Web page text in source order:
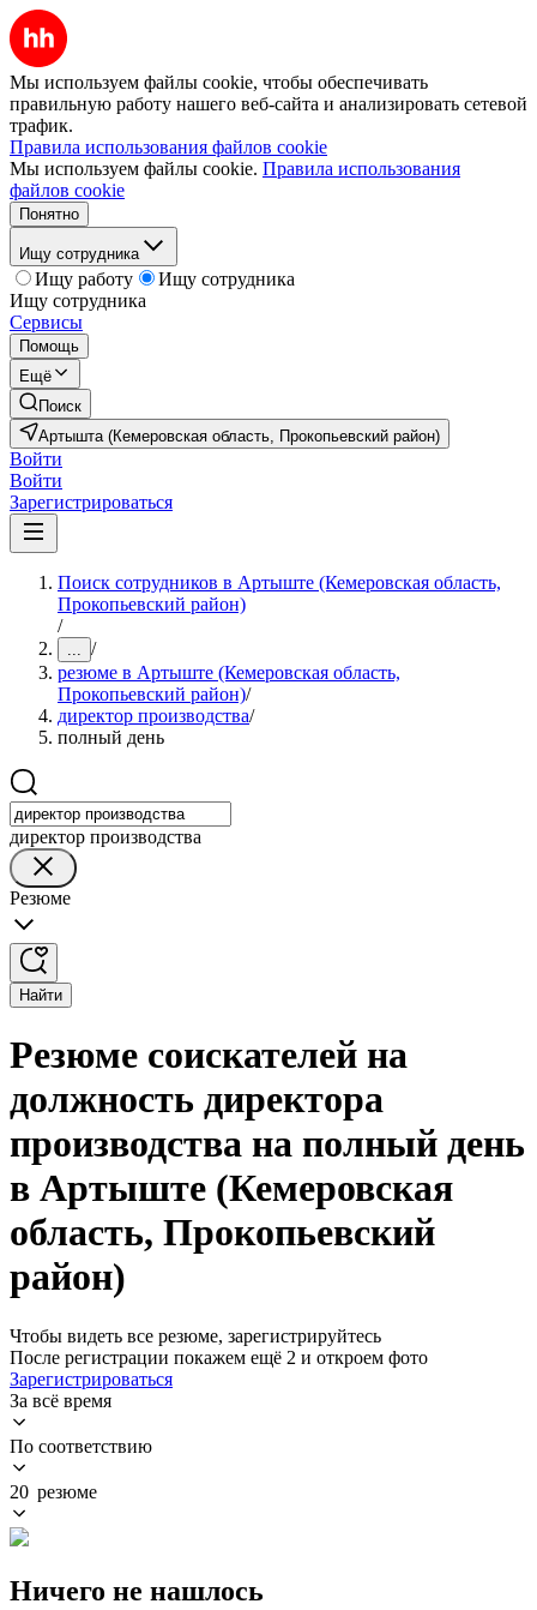
Мы используем файлы cookie, чтобы обеспечивать
правильную работу нашего веб-сайта и анализировать сетевой
трафик.
Правила использования файлов cookie
Мы используем файлы cookie. Правила использования
файлов cookie
Понятно
Ищу сотрудника
Ищу работу
Ищу сотрудника
Ищу сотрудника
Сервисы
Помощь
Ещё
Поиск
Артышта (Кемеровская область, Прокопьевский район)
Войти
Войти
Зарегистрироваться
Поиск сотрудников в Артыште (Кемеровская область,
Прокопьевский район)
/
... /
резюме в Артыште (Кемеровская область,
Прокопьевский район)/
директор производства/
полный день
директор производства
Резюме
Найти
Резюме соискателей на
должность директора
производства на полный день
в Артыште (Кемеровская
область, Прокопьевский
район)
Чтобы видеть все резюме, зарегистрируйтесь
После регистрации покажем ещё 2 и откроем фото
Зарегистрироваться
За всё время
По соответствию
20 резюме
Ничего не нашлось